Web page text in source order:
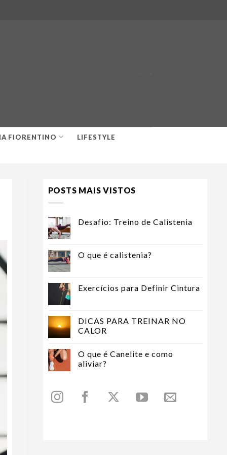
FIORENTINO LIFESTYLE
POSTS MAIS VISTOS
Desafio: Treino de Calistenia
O que é calistenia?
Exercícios para Definir Cintura
DICAS PARA TREINAR NO
CALOR
O que é Canelite e como
aliviar?